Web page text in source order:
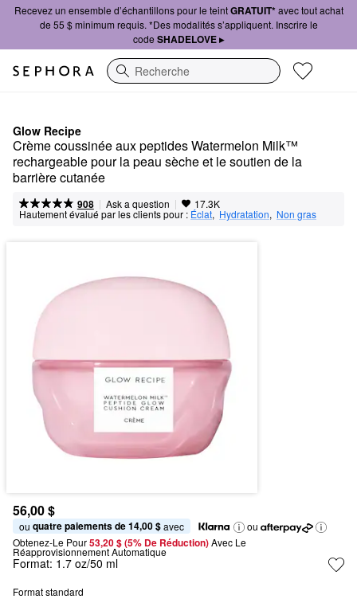
Recevez un ensemble d’échantillons pour le teintGRATUIT*avec tout achat
de 55 $ minimum requis. *Des modalités s’appliquent. Inscrire le
code SHADELOVE ▸
Recherche
Glow Recipe
Crème coussinée aux peptides Watermelon Milk™
rechargeable pour la peau sèche et le soutien de la
barrière cutanée
908 | Ask a question | 17.3K
Hautement évalué par les clients pour : Éclat, Hydratation, Non gras
56,00 $
ou quatre paiements de 14,00 $ avec
ou
Obtenez-Le Pour53,20 $ (5% De Réduction) Avec Le
Réapprovisionnement Automatique
Format: 1.7 oz/50 ml
Format standard